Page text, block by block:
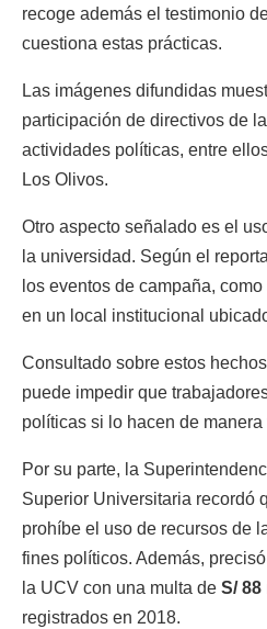
recoge además el testimonio
cuestiona estas prácticas.
Las imágenes difundidas
participación de directivos de
actividades políticas, entre
Los Olivos.
Otro aspecto señalado es el
la universidad. Según el
los eventos de campaña,
en un local institucional
Consultado sobre estos
puede impedir que
políticas si lo hacen de manera
Por su parte, la
Superior Universitaria recordó
prohíbe el uso de recursos de
fines políticos. Además,
la UCV con una multa de S/ 88
registrados en 2018.